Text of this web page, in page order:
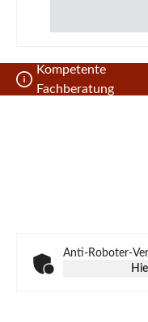
Kompetente
Fachberatung
Anti-Roboter-